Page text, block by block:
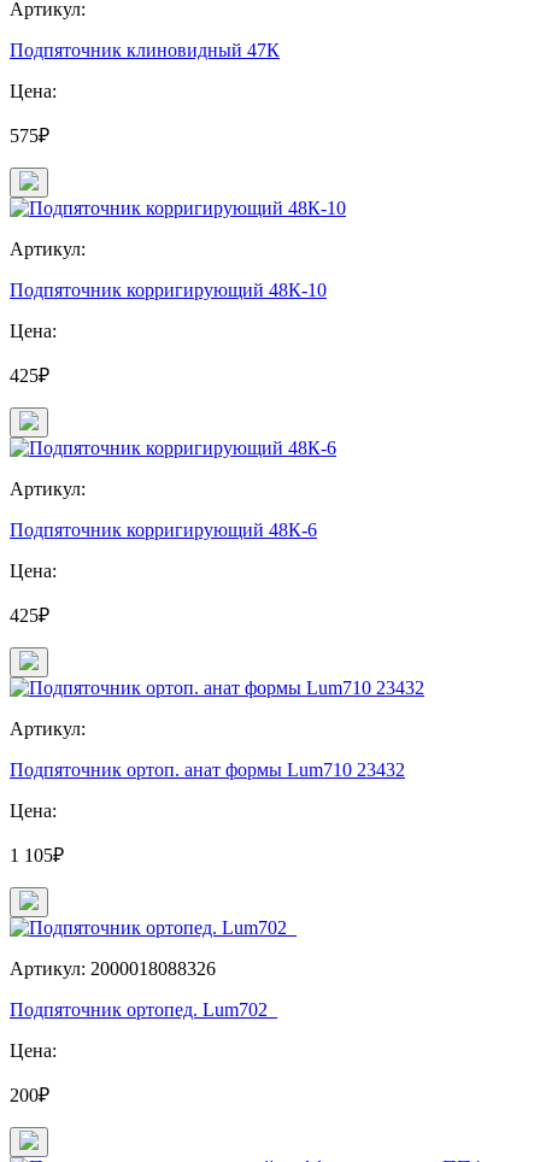
Артикул:
Подпяточник клиновидный 47К
Цена:
575₽
Артикул:
Подпяточник корригирующий 48К-10
Цена:
425₽
Артикул:
Подпяточник корригирующий 48К-6
Цена:
425₽
Артикул:
Подпяточник ортоп. анат формы Lum710 23432
Цена:
1 105₽
Артикул: 2000018088326
Подпяточник ортопед. Lum702_
Цена:
200₽